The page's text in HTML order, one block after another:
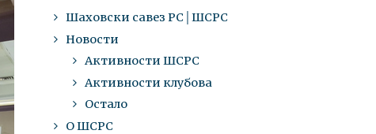
Шаховски савез РС│ШСРС
Новости
Активности ШСРС
Активности клубова
Остало
О ШСРС